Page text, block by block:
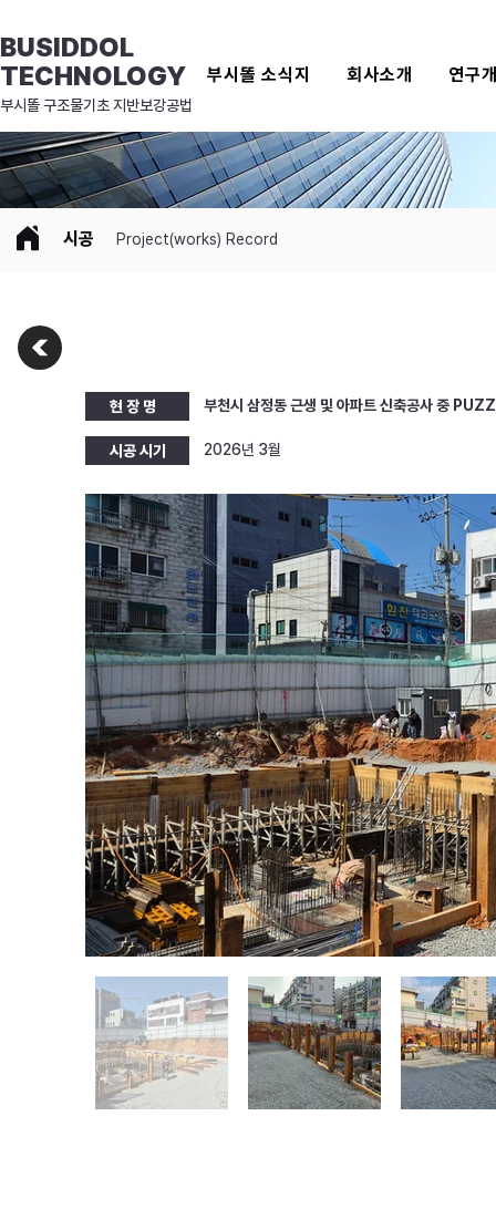
BUSIDDOL
TECHNOLOGY
부시똘 소식지 회사소개 연구
​부시똘 구조물기초 지반보강공법
시공 Project(works) Record
현 장 명 부천시 삼정동 근생 및 아파트 신축공사 중
시공 시기 2026년 3월